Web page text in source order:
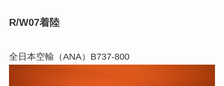
R/W07着陸
全日本空輸（ANA）B737-800